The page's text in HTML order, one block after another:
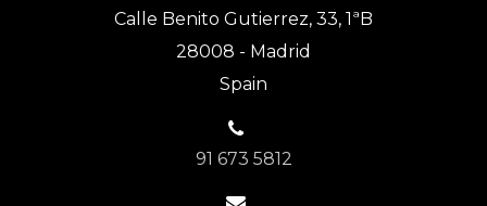
Calle Benito Gutierrez, 33, 1ªB
28008 - Madrid
Spain
91 673 5812